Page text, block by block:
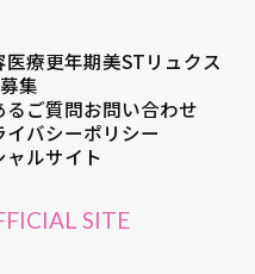
医療更年期美STリュクス
集
るご質問お問い合わせ
イバシーポリシー
ルサイト
SITE